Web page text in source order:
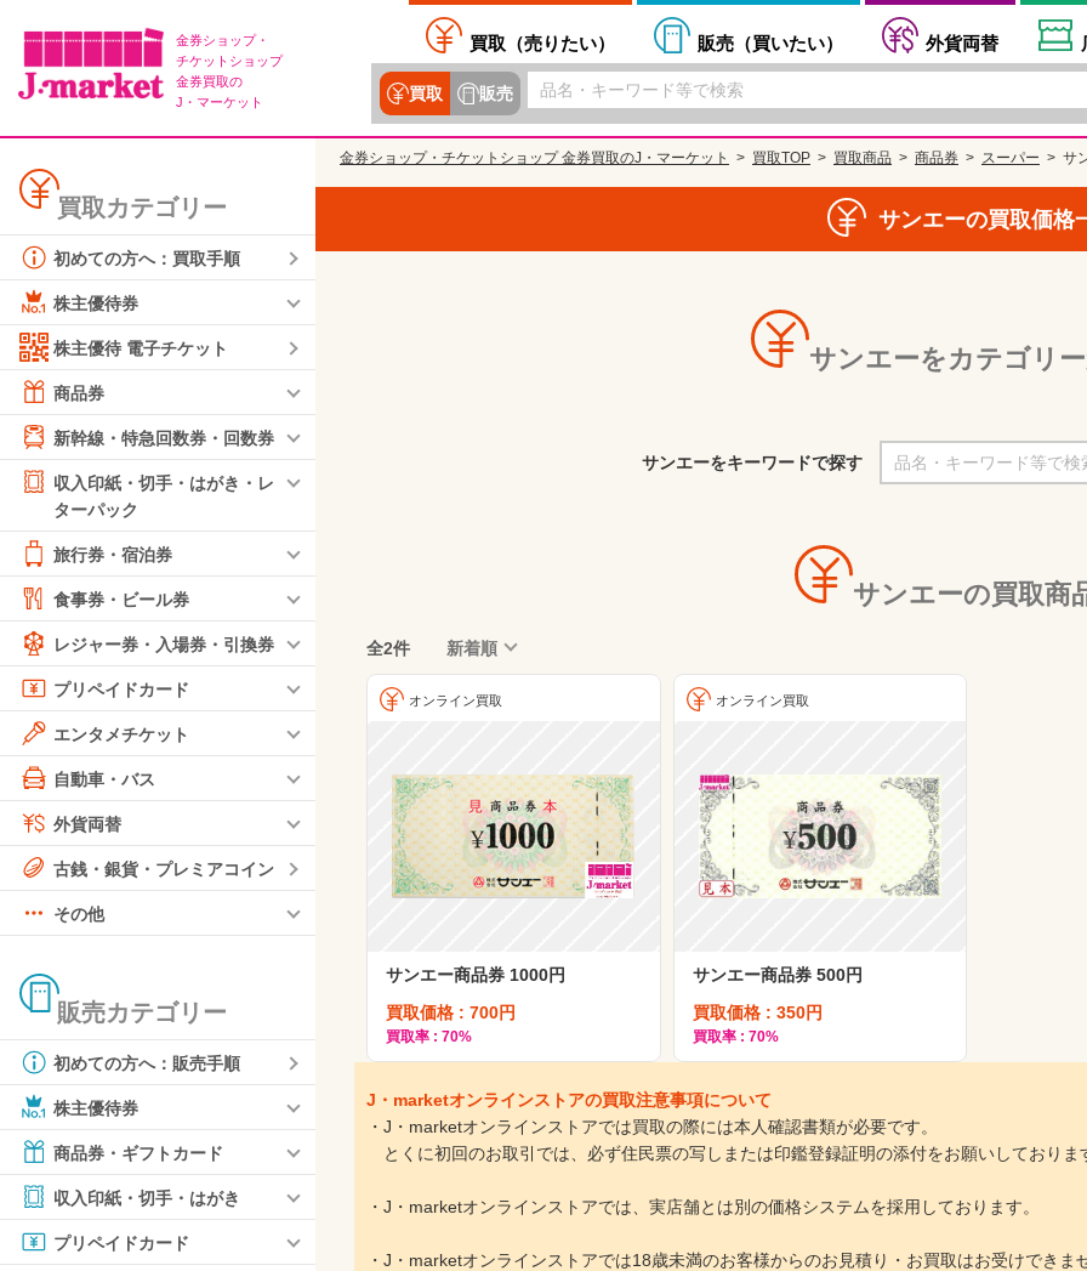
金券ショップ・
チケットショップ
金券買取の
J・マーケット
買取（売りたい） 販売（買いたい） 外貨両替
買取 販売
買取カテゴリー
初めての方へ：買取手順
株主優待券
株主優待 電子チケット
商品券
新幹線・特急回数券・回数券
収入印紙・切手・はがき・レ
ターパック
旅行券・宿泊券
食事券・ビール券
レジャー券・入場券・引換券
プリペイドカード
エンタメチケット
自動車・バス
外貨両替
古銭・銀貨・プレミアコイン
その他
販売カテゴリー
初めての方へ：販売手順
株主優待券
商品券・ギフトカード
収入印紙・切手・はがき
プリペイドカード
金券ショップ・チケットショップ 金券買取のJ・マーケット 買取TOP 買取商品 商品券 スーパー サ
サンエーの買取価格
サンエーをカテゴリ
サンエーをキーワードで探す
サンエーの買取商
全2件 新着順
オンライン買取
サンエー商品券 1000円
買取価格 : 700円
買取率 : 70%
オンライン買取
サンエー商品券 500円
買取価格 : 350円
買取率 : 70%
J・marketオンラインストアの買取注意事項について
・J・marketオンラインストアでは買取の際には本人確認書類が必要です。
とくに初回のお取引では、必ず住民票の写しまたは印鑑登録証明の添付をお願いしておりま
・J・marketオンラインストアでは、実店舗とは別の価格システムを採用しております。
・J・marketオンラインストアでは18歳未満のお客様からのお見積り・お買取はお受けできま